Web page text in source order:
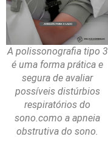
A polissonografia tipo 3
é uma forma prática e
segura de avaliar
possíveis distúrbios
respiratórios do
sono.como a apneia
obstrutiva do sono.